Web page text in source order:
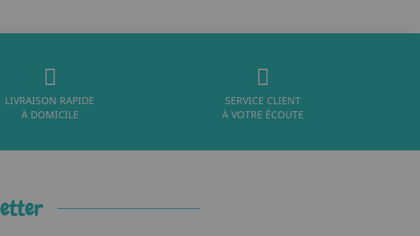
LIVRAISON RAPIDE
À DOMICILE
SERVICE CLIENT
À VOTRE ÉCOUTE